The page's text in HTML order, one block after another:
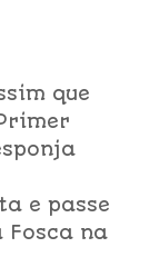
que
e passe
Fosca na